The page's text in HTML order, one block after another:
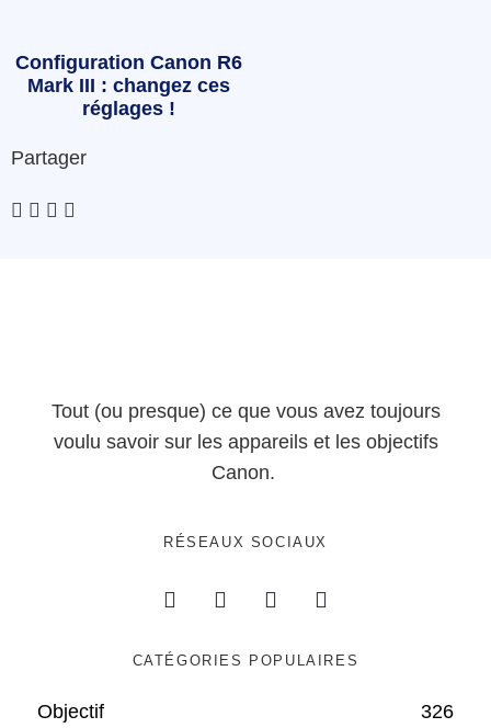
Configuration Canon R6
Mark III : changez ces
réglages !
Partager
Tout (ou presque) ce que vous avez toujours
voulu savoir sur les appareils et les objectifs
Canon.
RÉSEAUX SOCIAUX
CATÉGORIES POPULAIRES
Objectif 326